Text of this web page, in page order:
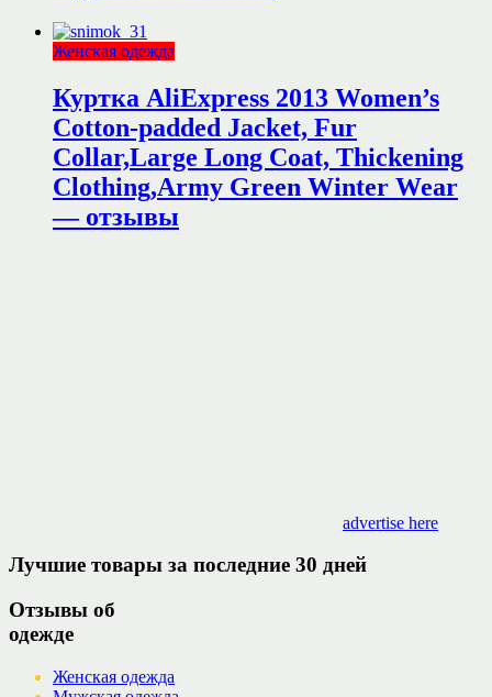
Женская одежда
Куртка AliExpress 2013 Women’s
Cotton-padded Jacket, Fur
Collar,Large Long Coat, Thickening
Clothing,Army Green Winter Wear
— отзывы
advertise here
Лучшие товары за последние 30 дней
Отзывы об
одежде
Женская одежда